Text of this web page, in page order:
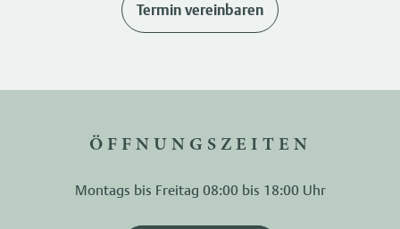
Termin vereinbaren
ÖFFNUNGSZEITEN
Montags bis Freitag 08:00 bis 18:00 Uhr